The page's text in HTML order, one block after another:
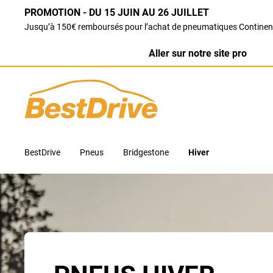
PROMOTION - DU 15 JUIN AU 26 JUILLET
Jusqu’à 150€ remboursés pour l’achat de pneumatiques
Aller sur notre site pro
BestDrive Pneus Bridgestone Hiver